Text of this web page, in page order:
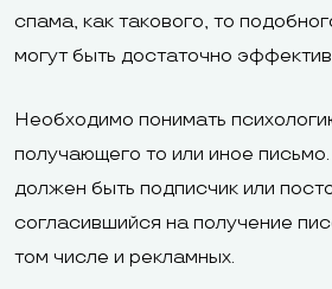
спама, как такового, то
могут быть достаточно
Необходимо понимать
получающего то или иное
должен быть подписчик или
согласившийся на получение
том числе и рекламных.